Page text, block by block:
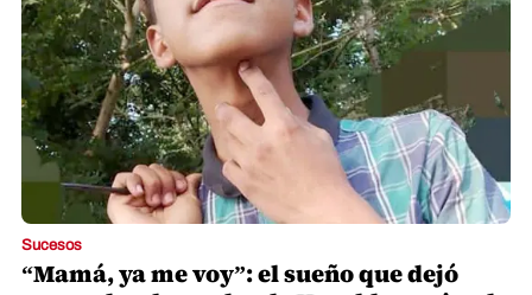
Sucesos
“Mamá, ya me voy”: el sueño que dejó